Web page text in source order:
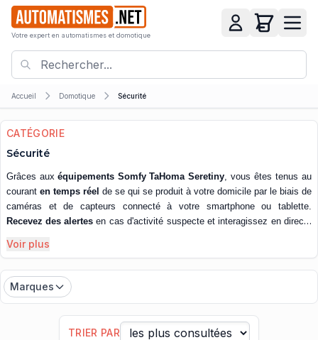
Votre expert en automatismes et domotique
Accueil Domotique Sécurité
CATÉGORIE
Sécurité
Grâces aux équipements Somfy TaHoma Seretiny, vous êtes tenus au
courant en temps réel de se qui se produit à votre domicile par le biais de
caméras et de capteurs connecté à votre smartphone ou tablette.
Recevez des alertes en cas d'activité suspecte et interagissez en directe
déplacement
Voir plus
Marques
TRIER PAR